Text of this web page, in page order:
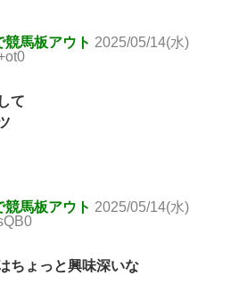
馬板アウト 2025/05/14(水)
て
馬板アウト 2025/05/14(水)
ちょっと興味深いな